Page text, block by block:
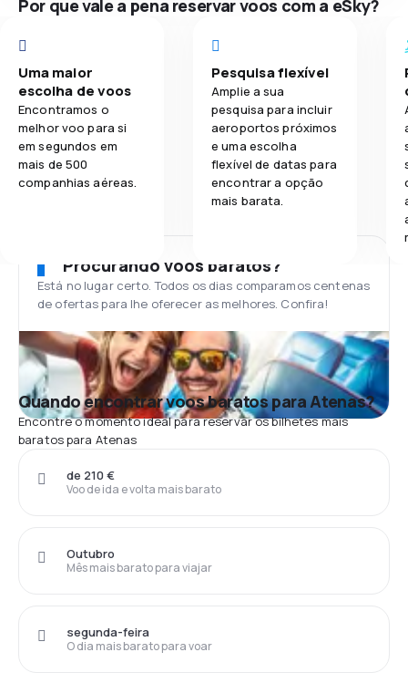
Por que vale a pena reservar voos com a eSky?
Uma maior
escolha de voos
Encontramos o
melhor voo para si
em segundos em
mais de 500
companhias aéreas.
Pesquisa flexível
Amplie a sua
pesquisa para incluir
aeroportos próximos
e uma escolha
flexível de datas para
encontrar a opção
mais barata.
Procurando voos baratos?
Está no lugar certo. Todos os dias comparamos centenas
de ofertas para lhe oferecer as melhores. Confira!
Quando encontrar voos baratos para Atenas?
Encontre o momento ideal para reservar os bilhetes mais
baratos para Atenas
Voo de ida e volta mais barato
de 210 €
Mês mais barato para viajar
Outubro
O dia mais barato para voar
segunda-feira